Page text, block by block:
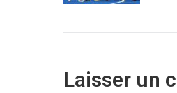
Laisser un